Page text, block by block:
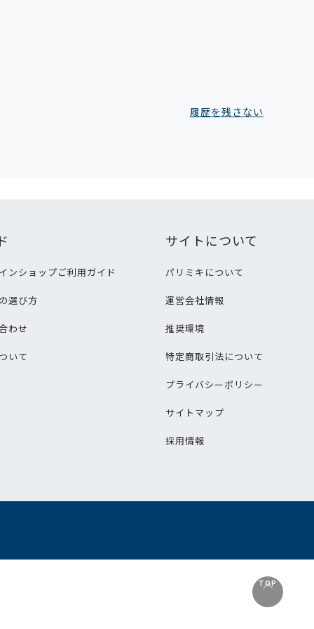
履歴を残さない
TOP
ンショップご利用ガイド
選び方
わせ
いて
サイトについて
パリミキについて
運営会社情報
推奨環境
特定商取引法について
プライバシーポリシー
サイトマップ
採用情報